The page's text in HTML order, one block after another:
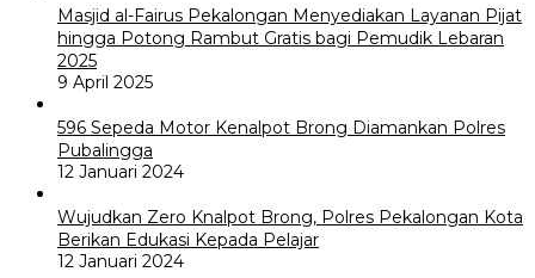
Masjid al-Fairus Pekalongan Menyediakan Layanan Pijat
hingga Potong Rambut Gratis bagi Pemudik Lebaran
2025
9 April 2025
596 Sepeda Motor Kenalpot Brong Diamankan Polres
Pubalingga
12 Januari 2024
Wujudkan Zero Knalpot Brong, Polres Pekalongan Kota
Berikan Edukasi Kepada Pelajar
12 Januari 2024